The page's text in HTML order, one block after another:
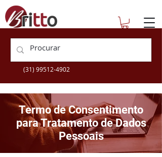
+55 (31) 3360-9505
(31) 99512-4902
Termo de Consentimento
para Tratamento de Dados
Pessoais